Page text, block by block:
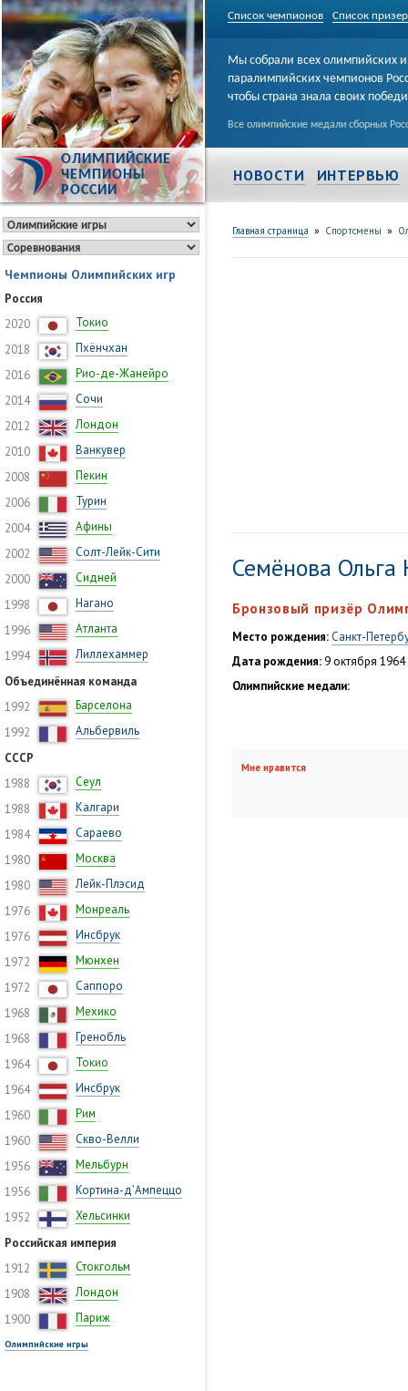
Список чемпионов Список
ОЛИМПИЙСКИЕ
ЧЕМПИОНЫ
РОССИИ
Мы собрали всех олимпийских и
паралимпийских чемпионов
чтобы страна знала своих
Все олимпийские медали сборных
НОВОСТИ ИНТЕРВЬЮ
Чемпионы Олимпийских игр
Россия
2020
Токио
2018
Пхёнчхан
2016
Рио-де-Жанейро
2014
Сочи
2012
Лондон
2010
Ванкувер
2008
Пекин
2006
Турин
2004
Афины
2002
Солт-Лейк-Сити
2000
Сидней
1998
Нагано
1996
Атланта
1994
Лиллехаммер
Объединённая команда
1992
Барселона
1992
Альбервиль
СССР
1988
Сеул
1988
Калгари
1984
Сараево
1980
Москва
1980
Лейк-Плэсид
1976
Монреаль
1976
Инсбрук
1972
Мюнхен
1972
Саппоро
1968
Мехико
1968
Гренобль
1964
Токио
1964
Инсбрук
1960
Рим
1960
Скво-Велли
1956
Мельбурн
1956
Кортина-д’Ампеццо
1952
Хельсинки
Российская империя
1912
Стокгольм
1908
Лондон
1900
Париж
Олимпийские игры
Главная страница » Спортсмены »
Семёнова
Бронзовый призёр
Место рождения:Санкт-
Дата рождения: 9 октября
Олимпийские медали:
Мне нравится